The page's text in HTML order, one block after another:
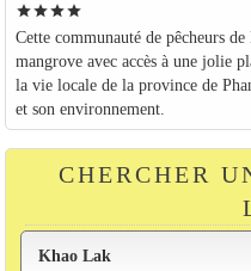
starstarstarstar
Cette communauté de pêcheurs
mangrove avec accès à une jolie
la vie locale de la province de
et son environnement.
CHERCHER